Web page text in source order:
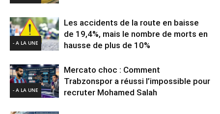
- A LA UNE
Les accidents de la route en baisse
de 19,4%, mais le nombre de morts en
hausse de plus de 10%
- A LA UNE
Mercato choc : Comment
Trabzonspor a réussi l’impossible pour
recruter Mohamed Salah